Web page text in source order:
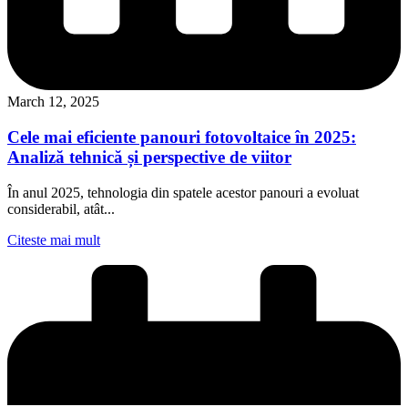
March 12, 2025
Cele mai eficiente panouri fotovoltaice în 2025:
Analiză tehnică și perspective de viitor
În anul 2025, tehnologia din spatele acestor panouri a evoluat
considerabil, atât...
Citeste mai mult